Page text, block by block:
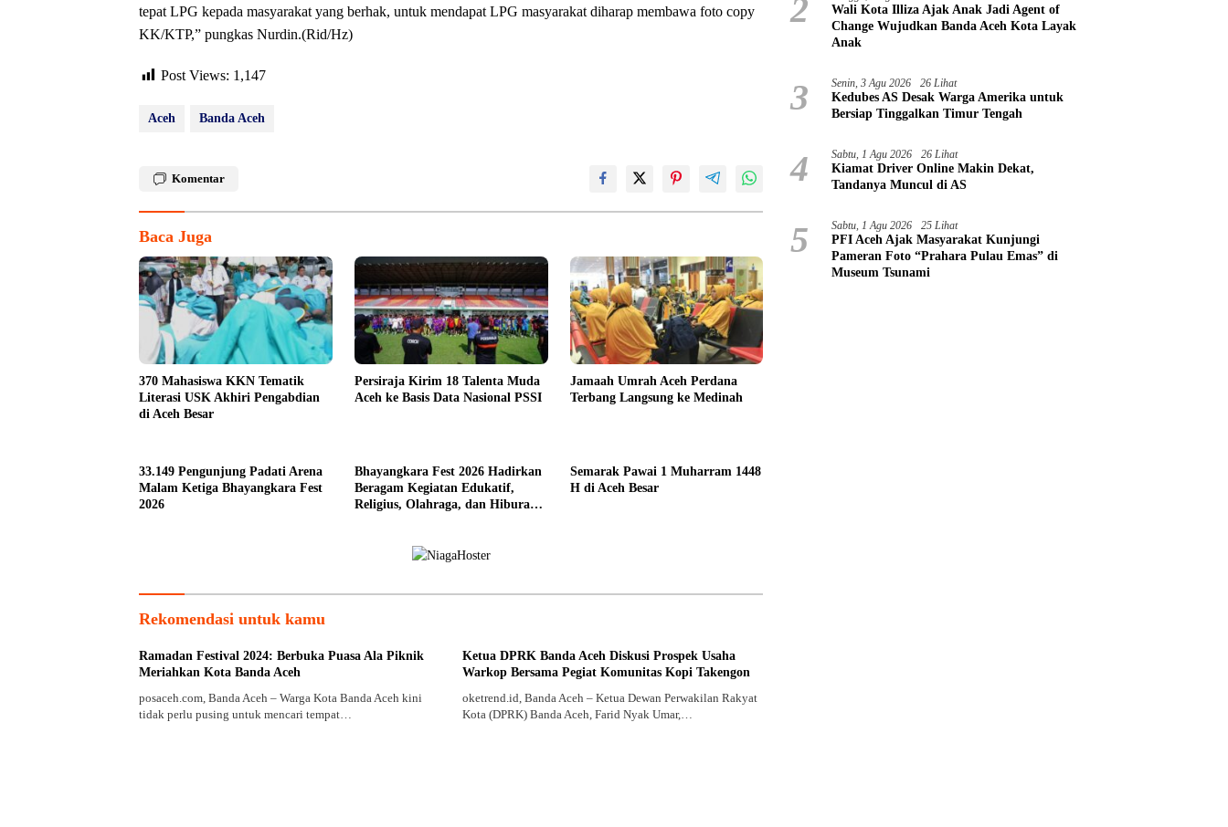
tepat LPG kepada masyarakat yang berhak, untuk mendapat LPG masyarakat diharap membawa foto copy
KK/KTP,” pungkas Nurdin.(Rid/Hz)
Post Views: 1,147
Aceh Banda Aceh
Komentar
Baca Juga
370 Mahasiswa KKN Tematik
Literasi USK Akhiri Pengabdian
di Aceh Besar
Persiraja Kirim 18 Talenta Muda
Aceh ke Basis Data Nasional PSSI
Jamaah Umrah Aceh Perdana
Terbang Langsung ke Medinah
33.149 Pengunjung Padati Arena
Malam Ketiga Bhayangkara Fest
2026
Bhayangkara Fest 2026 Hadirkan
Beragam Kegiatan Edukatif,
Religius, Olahraga, dan Hiburan
Semarak Pawai 1 Muharram 1448
H di Aceh Besar
Rekomendasi untuk kamu
Ramadan Festival 2024: Berbuka Puasa Ala Piknik
Meriahkan Kota Banda Aceh
posaceh.com, Banda Aceh – Warga Kota Banda Aceh kini
tidak perlu pusing untuk mencari tempat…
Ketua DPRK Banda Aceh Diskusi Prospek Usaha
Warkop Bersama Pegiat Komunitas Kopi Takengon
oketrend.id, Banda Aceh – Ketua Dewan Perwakilan Rakyat
Kota (DPRK) Banda Aceh, Farid Nyak Umar,…
2
Wali Kota Illiza Ajak Anak Jadi Agent of
Change Wujudkan Banda Aceh Kota Layak
Anak
3 Senin, 3 Agu 2026 26 Lihat
Kedubes AS Desak Warga Amerika untuk
Bersiap Tinggalkan Timur Tengah
4 Sabtu, 1 Agu 2026 26 Lihat
Kiamat Driver Online Makin Dekat,
Tandanya Muncul di AS
5 Sabtu, 1 Agu 2026 25 Lihat
PFI Aceh Ajak Masyarakat Kunjungi
Pameran Foto “Prahara Pulau Emas” di
Museum Tsunami